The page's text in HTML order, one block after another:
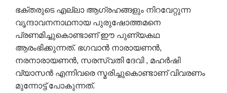
ഭക്തരുടെ എല്ലാ ആഗ്രഹങ്ങളും നിറവേറ്റുന്ന
വൃന്ദാവനനാഥനായ പുരുഷോത്തമനെ
പ്രണമിച്ചുകൊണ്ടാണ് ഈ പുണ്യകഥ
ആരംഭിക്കുന്നത്. ഭഗവാൻ നാരായണൻ,
നരനാരായണൻ, സരസ്വതി ദേവി , മഹർഷി
വ്യാസൻ എന്നിവരെ സ്മരിച്ചുകൊണ്ടാണ് വിവരണം
മുന്നോട്ട് പോകുന്നത്.